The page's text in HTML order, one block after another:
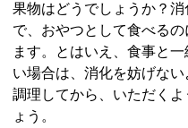
果物はどうでしょうか？
で、おやつとして食べる
ます。とはいえ、食事と
い場合は、消化を妨げない
調理してから、いただくよ
ょう。